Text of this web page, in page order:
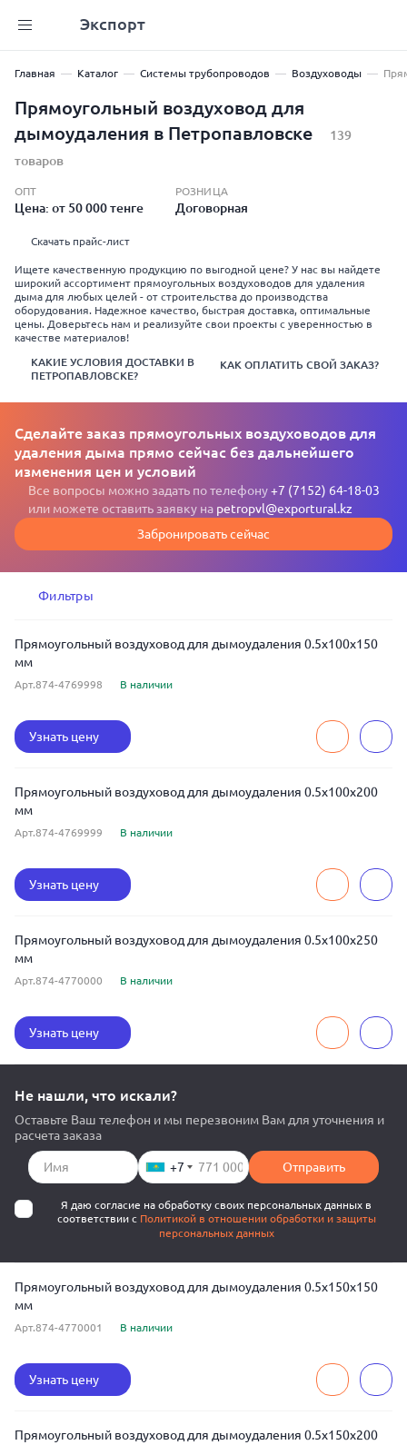
Экспорт
Главная Каталог Системы трубопроводов Воздуховоды
Прямоугольный воздуховод для
дымоудаления в Петропавловске
139
товаров
ОПТ
Цена: от 50 000 тенге
РОЗНИЦА
Договорная
Скачать прайс-лист
Ищете качественную продукцию по выгодной цене? У нас вы найдете
широкий ассортимент прямоугольных воздуховодов для удаления
дыма для любых целей - от строительства до производства
оборудования. Надежное качество, быстрая доставка, оптимальные
цены. Доверьтесь нам и реализуйте свои проекты с уверенностью в
качестве материалов!
КАКИЕ УСЛОВИЯ ДОСТАВКИ В
ПЕТРОПАВЛОВСКЕ?
КАК ОПЛАТИТЬ СВОЙ ЗАКАЗ?
Сделайте заказ прямоугольных воздуховодов для
удаления дыма прямо сейчас без дальнейшего
изменения цен и условий
Все вопросы можно задать по телефону+7 (7152) 64-18-03
или можете оставить заявку на petropvl@exportural.kz
Забронировать сейчас
Фильтры
Прямоугольный воздуховод для дымоудаления 0.5x100x150
мм
Арт.874-4769998 В наличии
Узнать цену
Прямоугольный воздуховод для дымоудаления 0.5x100x200
мм
Арт.874-4769999 В наличии
Узнать цену
Прямоугольный воздуховод для дымоудаления 0.5x100x250
мм
Арт.874-4770000 В наличии
Узнать цену
Не нашли, что искали?
Оставьте Ваш телефон и мы перезвоним Вам для уточнения и
расчета заказа
+7 Отправить
Я даю согласие на обработку своих персональных данных в
соответствии с Политикой в отношении обработки и защиты
персональных данных
Прямоугольный воздуховод для дымоудаления 0.5x150x150
мм
Арт.874-4770001 В наличии
Узнать цену
Прямоугольный воздуховод для дымоудаления 0.5x150x200